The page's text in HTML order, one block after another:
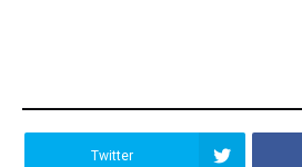
Twitter